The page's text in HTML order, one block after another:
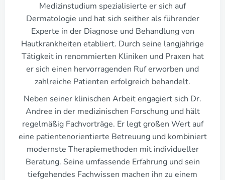
Medizinstudium spezialisierte er sich auf
Dermatologie und hat sich seither als führender
Experte in der Diagnose und Behandlung von
Hautkrankheiten etabliert. Durch seine langjährige
Tätigkeit in renommierten Kliniken und Praxen hat
er sich einen hervorragenden Ruf erworben und
zahlreiche Patienten erfolgreich behandelt.
Neben seiner klinischen Arbeit engagiert sich Dr.
Andree in der medizinischen Forschung und hält
regelmäßig Fachvorträge. Er legt großen Wert auf
eine patientenorientierte Betreuung und kombiniert
modernste Therapiemethoden mit individueller
Beratung. Seine umfassende Erfahrung und sein
tiefgehendes Fachwissen machen ihn zu einem